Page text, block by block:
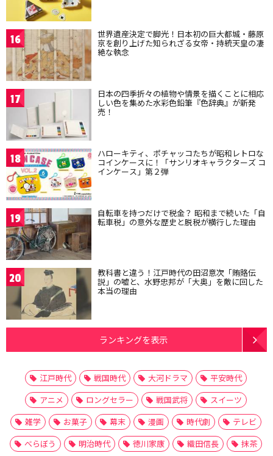
16 世界遺産決定で脚光！日本初の巨大都城・藤原
京を創り上げた知られざる女帝・持統天皇の凄
絶な執念
17 日本の四季折々の植物や情景を描くことに相応
しい色を集めた水彩色鉛筆『色辞典』が新発
売！
18 ハローキティ、ポチャッコたちが昭和レトロな
コインケースに！「サンリオキャラクターズ コ
インケース」第２弾
19 自転車を持つだけで税金？ 昭和まで続いた「自
転車税」の意外な歴史と脱税が横行した理由
20 教科書と違う！江戸時代の田沼意次「賄賂伝
説」の嘘と、水野忠邦が「大奥」を敵に回した
本当の理由
ランキングを表示
江戸時代 戦国時代 大河ドラマ
平安時代
アニメ
ロングセラー 戦国武将
スイーツ
雑学
お菓子 幕末 漫画 時代劇
テレビ
べらぼう
明治時代 徳川家康 織田信長
抹茶